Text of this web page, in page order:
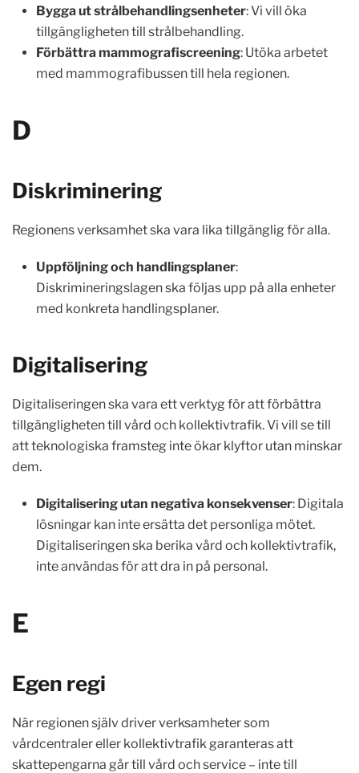
Bygga ut strålbehandlingsenheter: Vi vill öka
tillgängligheten till strålbehandling.
Förbättra mammografiscreening: Utöka arbetet
med mammografibussen till hela regionen.
D
Diskriminering
Regionens verksamhet ska vara lika tillgänglig för alla.
Uppföljning och handlingsplaner:
Diskrimineringslagen ska följas upp på alla enheter
med konkreta handlingsplaner.
Digitalisering
Digitaliseringen ska vara ett verktyg för att förbättra
tillgängligheten till vård och kollektivtrafik. Vi vill se till
att teknologiska framsteg inte ökar klyftor utan minskar
dem.
Digitalisering utan negativa konsekvenser: Digitala
lösningar kan inte ersätta det personliga mötet.
Digitaliseringen ska berika vård och kollektivtrafik,
inte användas för att dra in på personal.
E
Egen regi
När regionen själv driver verksamheter som
vårdcentraler eller kollektivtrafik garanteras att
skattepengarna går till vård och service – inte till